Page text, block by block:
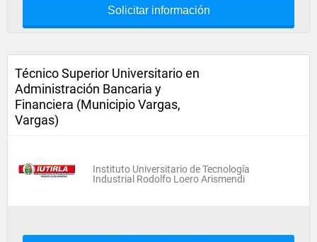
Solicitar información
Técnico Superior Universitario en
Administración Bancaria y
Financiera (Municipio Vargas,
Vargas)
Instituto Universitario de Tecnología
Industrial Rodolfo Loero Arismendi